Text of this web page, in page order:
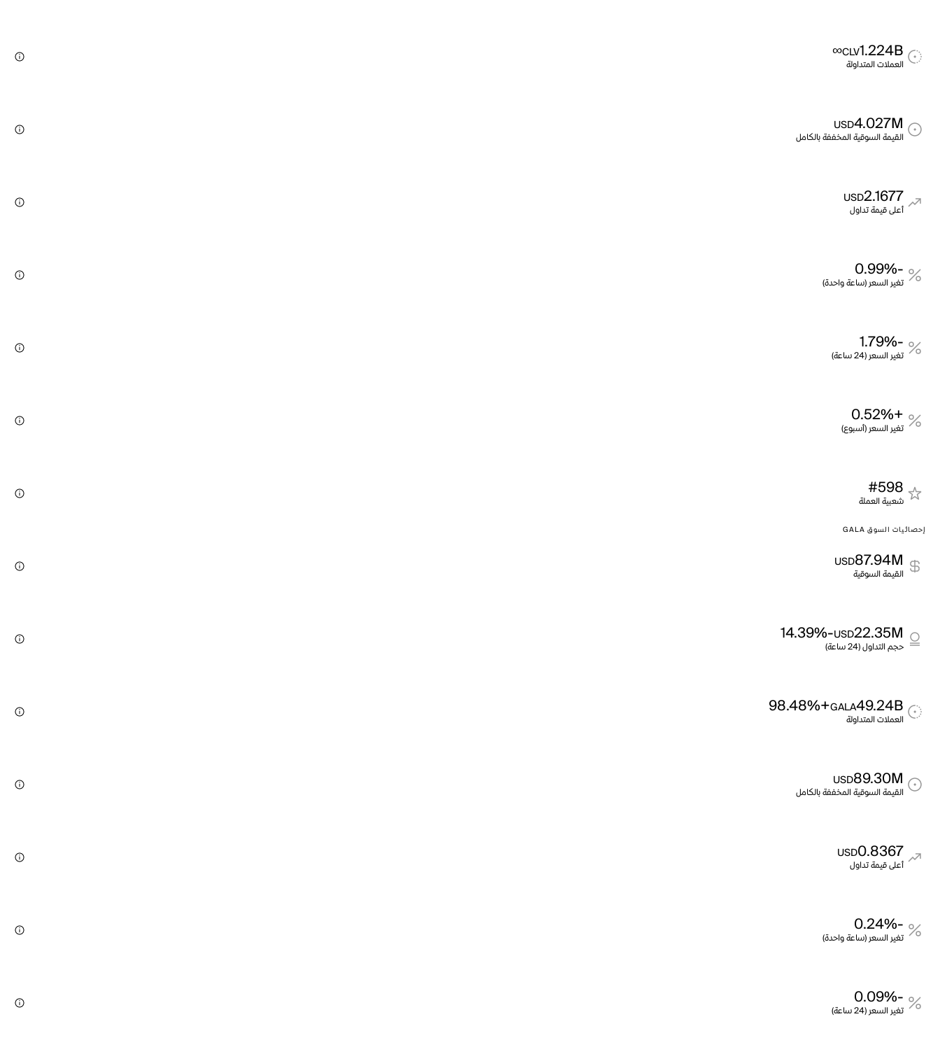
1.224B
CLV
∞
العملات المتداولة
4.027M
USD
القيمة السوقية المخففة بالكامل
2.1677
USD
أعلى قيمة تداول
-0.99%
تغير السعر (ساعة واحدة)
-1.79%
تغير السعر (24 ساعة)
+0.52%
تغير السعر (أسبوع)
#598
شعبية العملة
إحصائيات السوق GALA
87.94M
USD
القيمة السوقية
22.35M
USD
-14.39%
حجم التداول (24 ساعة)
49.24B
GALA
+98.48%
العملات المتداولة
89.30M
USD
القيمة السوقية المخففة بالكامل
0.8367
USD
أعلى قيمة تداول
-0.24%
تغير السعر (ساعة واحدة)
-0.09%
تغير السعر (24 ساعة)